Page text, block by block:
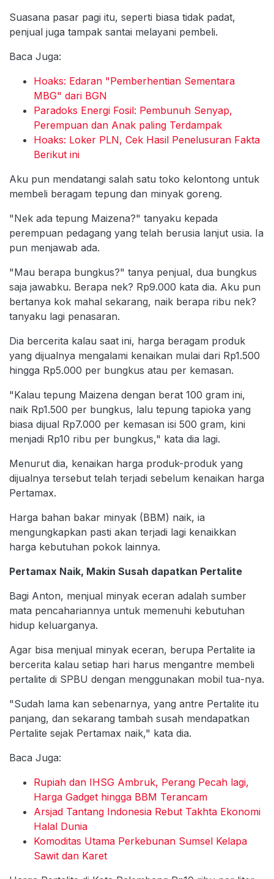
Suasana pasar pagi itu, seperti biasa tidak padat,
penjual juga tampak santai melayani pembeli.
Baca Juga:
Hoaks: Edaran "Pemberhentian Sementara
MBG" dari BGN
Paradoks Energi Fosil: Pembunuh Senyap,
Perempuan dan Anak paling Terdampak
Hoaks: Loker PLN, Cek Hasil Penelusuran Fakta
Berikut ini
Aku pun mendatangi salah satu toko kelontong untuk
membeli beragam tepung dan minyak goreng.
"Nek ada tepung Maizena?" tanyaku kepada
perempuan pedagang yang telah berusia lanjut usia. Ia
pun menjawab ada.
"Mau berapa bungkus?" tanya penjual, dua bungkus
saja jawabku. Berapa nek? Rp9.000 kata dia. Aku pun
bertanya kok mahal sekarang, naik berapa ribu nek?
tanyaku lagi penasaran.
Dia bercerita kalau saat ini, harga beragam produk
yang dijualnya mengalami kenaikan mulai dari Rp1.500
hingga Rp5.000 per bungkus atau per kemasan.
"Kalau tepung Maizena dengan berat 100 gram ini,
naik Rp1.500 per bungkus, lalu tepung tapioka yang
biasa dijual Rp7.000 per kemasan isi 500 gram, kini
menjadi Rp10 ribu per bungkus," kata dia lagi.
Menurut dia, kenaikan harga produk-produk yang
dijualnya tersebut telah terjadi sebelum kenaikan harga
Pertamax.
Harga bahan bakar minyak (BBM) naik, ia
mengungkapkan pasti akan terjadi lagi kenaikkan
harga kebutuhan pokok lainnya.
Pertamax Naik, Makin Susah dapatkan Pertalite
Bagi Anton, menjual minyak eceran adalah sumber
mata pencahariannya untuk memenuhi kebutuhan
hidup keluarganya.
Agar bisa menjual minyak eceran, berupa Pertalite ia
bercerita kalau setiap hari harus mengantre membeli
pertalite di SPBU dengan menggunakan mobil tua-nya.
"Sudah lama kan sebenarnya, yang antre Pertalite itu
panjang, dan sekarang tambah susah mendapatkan
Pertalite sejak Pertamax naik," kata dia.
Baca Juga:
Rupiah dan IHSG Ambruk, Perang Pecah lagi,
Harga Gadget hingga BBM Terancam
Arsjad Tantang Indonesia Rebut Takhta Ekonomi
Halal Dunia
Komoditas Utama Perkebunan Sumsel Kelapa
Sawit dan Karet